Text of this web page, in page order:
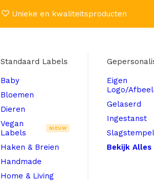
Unieke en kwaliteitsproducten
Standaard Labels
Baby
Bloemen
Dieren
Vegan
Labels
NIEUW
Haken & Breien
Handmade
Home & Living
Eigen
Logo/
Gelaserd
Ingestanst
Bekijk Alles